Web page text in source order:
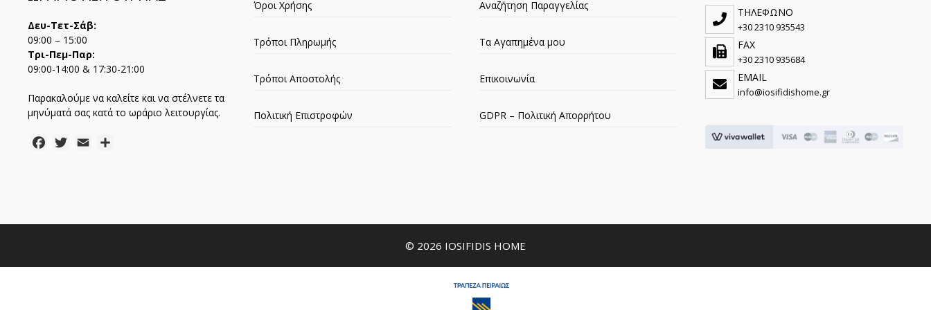
Δευ-Τετ-Σάβ:
09:00 – 15:00
Τρι-Πεμ-Παρ:
09:00-14:00 & 17:30-21:00
Παρακαλούμε να καλείτε και να στέλνετε τα
μηνύματά σας κατά το ωράριο λειτουργίας.
FacebookTwitter
Email
Όροι Χρήσης
Τρόποι Πληρωμής
Τρόποι Αποστολής
Πολιτική Επιστροφών
Αναζήτηση Παραγγελίας
Τα Αγαπημένα μου
Επικοινωνία
GDPR – Πολιτική Απορρήτου
ΤΗΛΕΦΩΝΟ
+30 2310 935543
FAX
+30 2310 935684
EMAIL
info@iosifidishome.gr
© 2026 IOSIFIDIS HOME